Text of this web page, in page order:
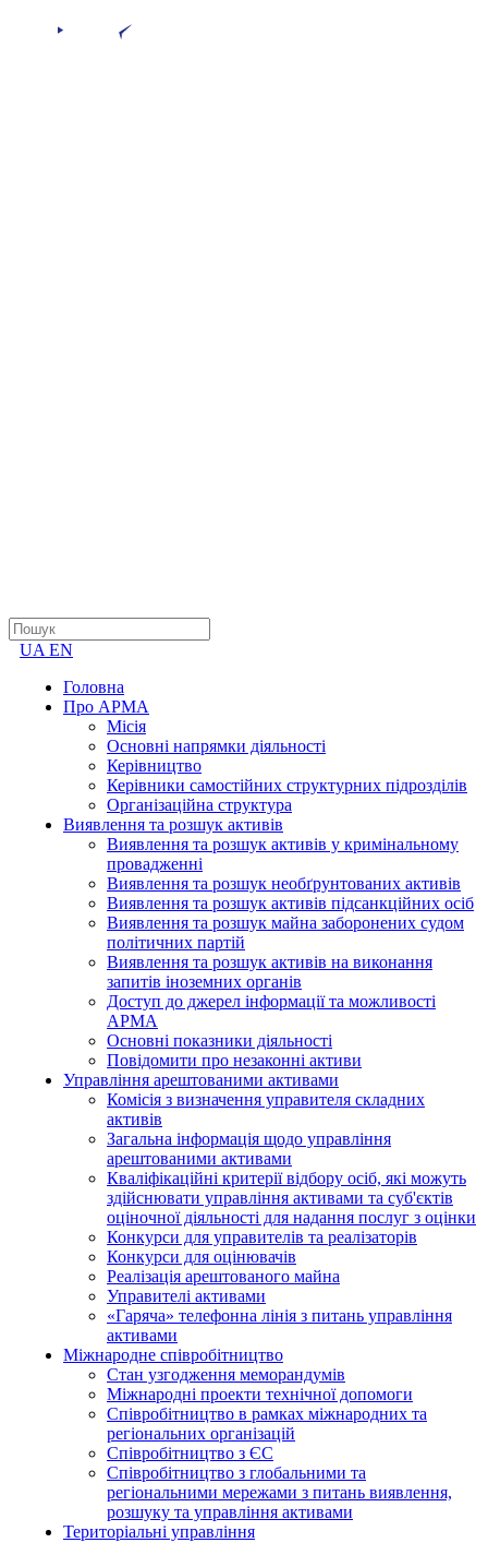
UA EN
Головна
Про АРМА
Місія
Основні напрямки діяльності
Керівництво
Керівники самостійних структурних підрозділів
Організаційна структура
Виявлення та розшук активів
Виявлення та розшук активів у кримінальному
провадженні
Виявлення та розшук необґрунтованих активів
Виявлення та розшук активів підсанкційних осіб
Виявлення та розшук майна заборонених судом
політичних партій
Виявлення та розшук активів на виконання
запитів іноземних органів
Доступ до джерел інформації та можливості
АРМА
Основні показники діяльності
Повідомити про незаконні активи
Управління арештованими активами
Комісія з визначення управителя складних
активів
Загальна інформація щодо управління
арештованими активами
Кваліфікаційні критерії відбору осіб, які можуть
здiйснювати управління активами та суб'єктів
оціночної діяльності для надання послуг з оцінки
Конкурси для управителів та реалізаторів
Конкурси для оцінювачів
Реалізація арештованого майна
Управителі активами
«Гаряча» телефонна лінія з питань управління
активами
Міжнародне співробітництво
Стан узгодження меморандумів
Міжнародні проекти технічної допомоги
Співробітництво в рамках міжнародних та
регіональних організацій
Співробітництво з ЄС
Співробітництво з глобальними та
регіональними мережами з питань виявлення,
розшуку та управління активами
Територіальні управління